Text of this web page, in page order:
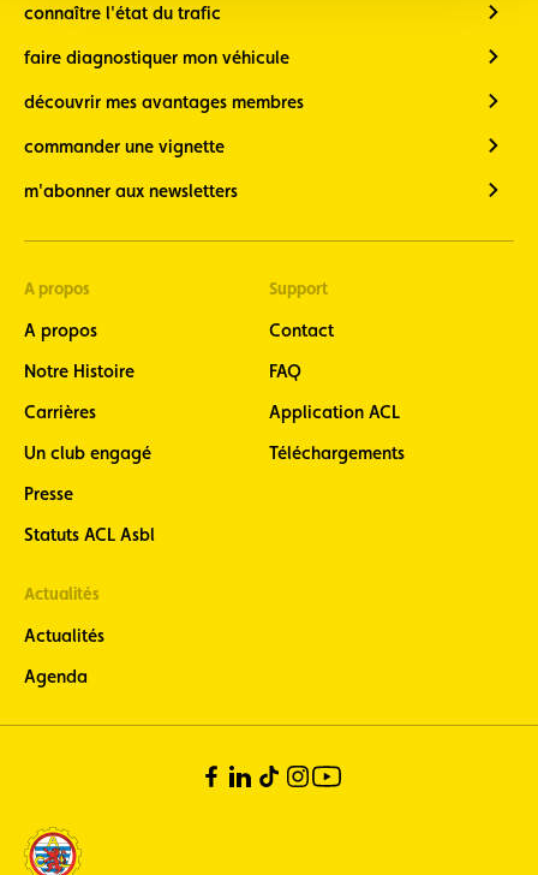
connaître l'état du trafic
faire diagnostiquer mon véhicule
découvrir mes avantages membres
commander une vignette
m'abonner aux newsletters
A propos
A propos
Notre Histoire
Carrières
Un club engagé
Presse
Statuts ACL Asbl
Support
Contact
FAQ
Application ACL
Téléchargements
Actualités
Actualités
Agenda